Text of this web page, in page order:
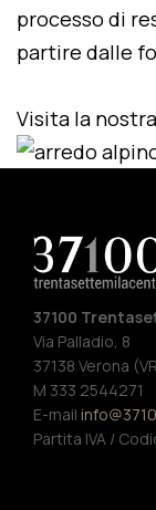
processo di
partire dalle
Visita la nostra
37100
Via Palladio, 8
37138 Verona
M 333 2544271
E-mail
Partita IVA /